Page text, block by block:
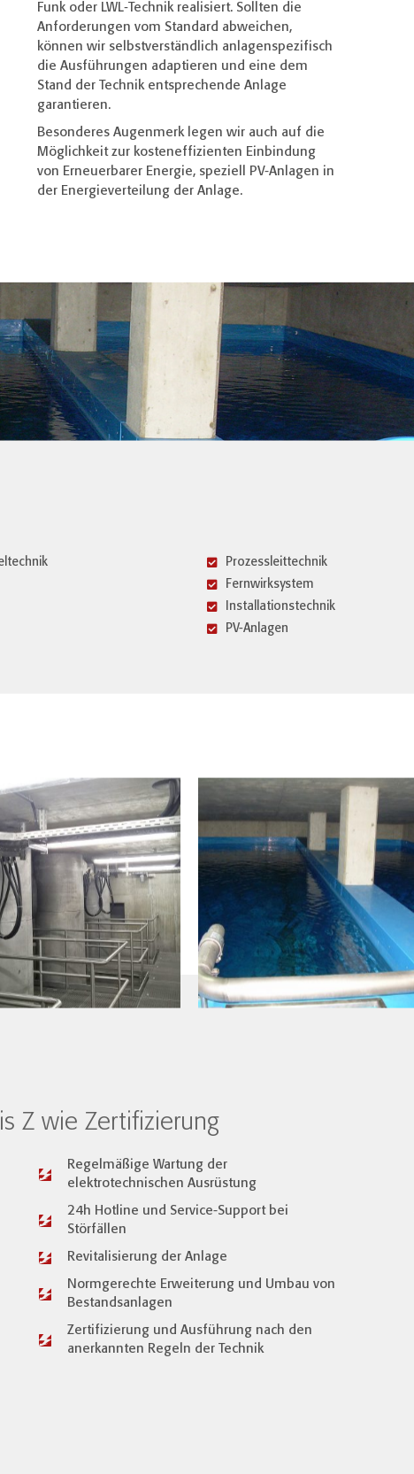
Funk oder LWL‐Technik realisiert. Sollten die
Anforderungen vom Standard abweichen,
können wir selbstverständlich anlagenspezifisch
die Ausführungen adaptieren und eine dem
Stand der Technik entsprechende Anlage
garantieren.
Besonderes Augenmerk legen wir auch auf die
Möglichkeit zur kosteneffizienten Einbindung
von Erneuerbarer Energie, speziell PV-Anlagen in
der Energieverteilung der Anlage.
Prozessleittechnik
Fernwirksystem
Installationstechnik
PV-Anlagen
Z wie Zertifizierung
Regelmäßige Wartung der
elektrotechnischen Ausrüstung
24h Hotline und Service-Support bei
Störfällen
Revitalisierung der Anlage
Normgerechte Erweiterung und Umbau von
Bestandsanlagen
Zertifizierung und Ausführung nach den
anerkannten Regeln der Technik​​​​​